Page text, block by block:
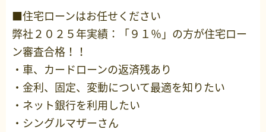
■住宅ローンはお任せください
弊社２０２５年実績：「９１％」の方が住宅ロー
ン審査合格！！
・車、カードローンの返済残あり
・金利、固定、変動について最適を知りたい
・ネット銀行を利用したい
・シングルマザーさん